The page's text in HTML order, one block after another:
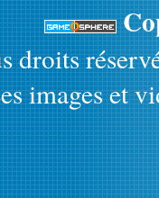
droits
images et